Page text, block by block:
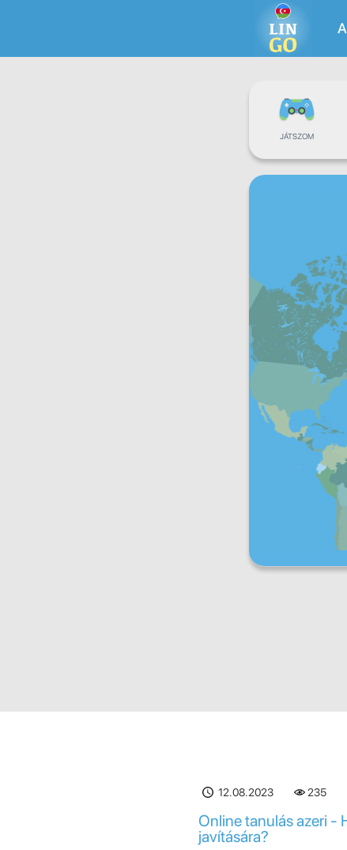
JÁTSZOM
12.08.2023 235
Online tanulás azeri -
javítására?